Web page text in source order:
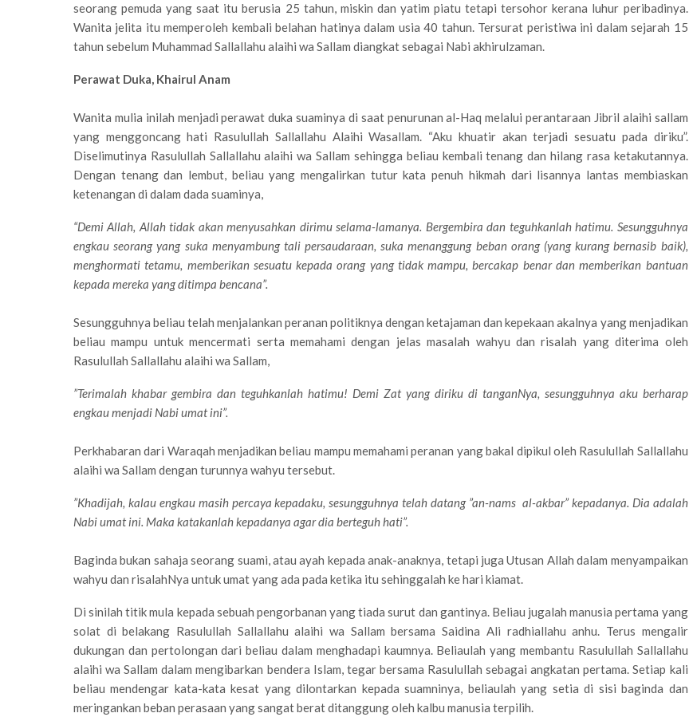
seorang pemuda yang saat itu berusia 25 tahun, miskin dan yatim piatu tetapi tersohor kerana luhur peribadinya.
Wanita jelita itu memperoleh kembali belahan hatinya dalam usia 40 tahun. Tersurat peristiwa ini dalam sejarah 15
tahun sebelum Muhammad Sallallahu alaihi wa Sallam diangkat sebagai Nabi akhirulzaman.
Perawat Duka, Khairul Anam
Wanita mulia inilah menjadi perawat duka suaminya di saat penurunan al-Haq melalui perantaraan Jibril alaihi sallam
yang menggoncang hati Rasulullah Sallallahu Alaihi Wasallam. “Aku khuatir akan terjadi sesuatu pada diriku”.
Diselimutinya Rasulullah Sallallahu alaihi wa Sallam sehingga beliau kembali tenang dan hilang rasa ketakutannya.
Dengan tenang dan lembut, beliau yang mengalirkan tutur kata penuh hikmah dari lisannya lantas membiaskan
ketenangan di dalam dada suaminya,
“Demi Allah, Allah tidak akan menyusahkan dirimu selama-lamanya. Bergembira dan teguhkanlah hatimu. Sesungguhnya
engkau seorang yang suka menyambung tali persaudaraan, suka menanggung beban orang (yang kurang bernasib baik),
menghormati tetamu, memberikan sesuatu kepada orang yang tidak mampu, bercakap benar dan memberikan bantuan
kepada mereka yang ditimpa bencana”.
Sesungguhnya beliau telah menjalankan peranan politiknya dengan ketajaman dan kepekaan akalnya yang menjadikan
beliau mampu untuk mencermati serta memahami dengan jelas masalah wahyu dan risalah yang diterima oleh
Rasulullah Sallallahu alaihi wa Sallam,
”Terimalah khabar gembira dan teguhkanlah hatimu! Demi Zat yang diriku di tanganNya, sesungguhnya aku berharap
engkau menjadi Nabi umat ini”.
Perkhabaran dari Waraqah menjadikan beliau mampu memahami peranan yang bakal dipikul oleh Rasulullah Sallallahu
alaihi wa Sallam dengan turunnya wahyu tersebut.
”Khadijah, kalau engkau masih percaya kepadaku, sesungguhnya telah datang ”an-nams al-akbar” kepadanya. Dia adalah
Nabi umat ini. Maka katakanlah kepadanya agar dia berteguh hati”.
Baginda bukan sahaja seorang suami, atau ayah kepada anak-anaknya, tetapi juga Utusan Allah dalam menyampaikan
wahyu dan risalahNya untuk umat yang ada pada ketika itu sehinggalah ke hari kiamat.
Di sinilah titik mula kepada sebuah pengorbanan yang tiada surut dan gantinya. Beliau jugalah manusia pertama yang
solat di belakang Rasulullah Sallallahu alaihi wa Sallam bersama Saidina Ali radhiallahu anhu. Terus mengalir
dukungan dan pertolongan dari beliau dalam menghadapi kaumnya. Beliaulah yang membantu Rasulullah Sallallahu
alaihi wa Sallam dalam mengibarkan bendera Islam, tegar bersama Rasulullah sebagai angkatan pertama. Setiap kali
beliau mendengar kata-kata kesat yang dilontarkan kepada suamninya, beliaulah yang setia di sisi baginda dan
meringankan beban perasaan yang sangat berat ditanggung oleh kalbu manusia terpilih.